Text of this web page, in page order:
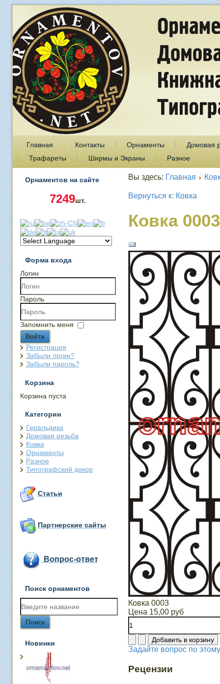
Главная Контакты Орнаменты
Домовая
Трафареты
Ширмы и Экраны Разное
Орнаментов на сайте
7249шт.
Форма входа
Логин
Пароль
Запомнить меня
Войти
Регистрация
Забыли логин?
Забыли пароль?
Корзина
Корзина пуста
Категории
Геральдика
Домовая резьба
Ковка
Орнаменты
Разное
Типографский декор
Статьи
Партнерские сайты
Вопрос-ответ
Поиск орнаментов
Новинки
Вы здесь: Главная
Вернуться к: Ковка
Ковка 0003
Ковка 0003
Цена 15,00 руб
Задайте вопрос по
Рецензии